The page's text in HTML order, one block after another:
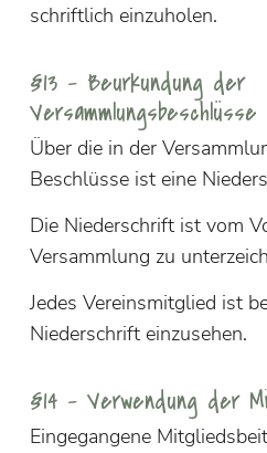
schriftlich einzuholen.
§13 – Beurkundung der
Versammlungsbeschlüsse
Über die in der
Beschlüsse ist eine
Die Niederschrift ist vom
Versammlung zu
Jedes Vereinsmitglied ist
Niederschrift einzusehen.
§14 – Verwendung der
Eingegangene